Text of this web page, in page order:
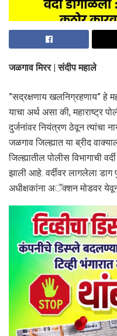
जळगाव मिरर | संदीप महाले
”सद्रक्षणाय खलनिग्रहणाय” हे
याचा अर्थ असा की, महाराष्ट्र
दुर्जनांवर नियंत्रण ठेवून त्यांचा
जळगाव जिल्ह्यात या ब्रीद
जिल्ह्यातील पोलीस विभागाची
झाली आहे. वर्दीवर लागलेला
अधीक्षकांना अॅक्शन मोडवर